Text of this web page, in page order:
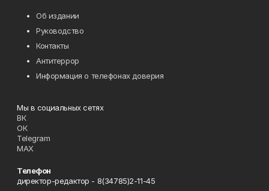
Об издании
Руководство
Контакты
Антитеррор
Информация о телефонах доверия
Мы в социальных сетях
ВК
ОК
Telegram
MAX
Телефон
директор-редактор - 8(34785)2-11-45